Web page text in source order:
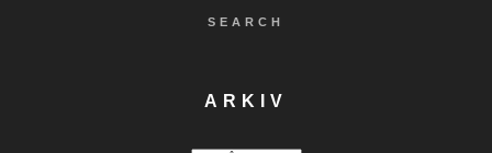
SEARCH
ARKIV